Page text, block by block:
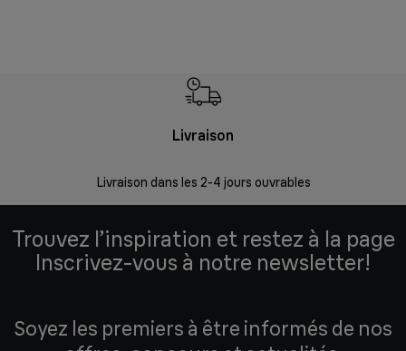
Livraison
Livraison dans les 2-4 jours ouvrables
Trouvez l’inspiration et restez à la page
Inscrivez-vous à notre newsletter!
Soyez les premiers à être informés de nos